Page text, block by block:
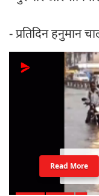
- प्रतिदिन हनुमान
Read More